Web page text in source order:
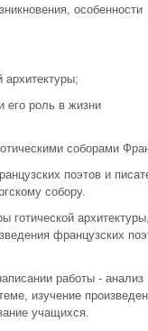
особенности
архитектуры;
его роль в жизни
соборами
поэтов и
собору.
готической
французских
работы - анализ
изучение
учащихся.